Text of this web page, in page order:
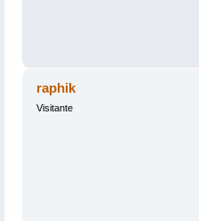
raphik
Visitante